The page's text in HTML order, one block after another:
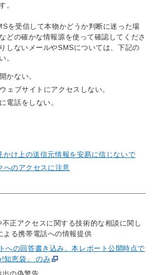
。
を受信して本物かどうか判断に迷った場
どの確かな情報源を使って確認してくださ
しないメールやSMSについては、下記の
。
かない。
ェブサイトにアクセスしない。
電話をしない。
かけ上の送信元情報を安易に信じないで
へのアクセスに注意
不正アクセスに関する技術的な相談に関し
よる携帯電話への情報提供
への回答書き込み。本レポート公開時点で
知恵袋」 のみ
出の偽警告